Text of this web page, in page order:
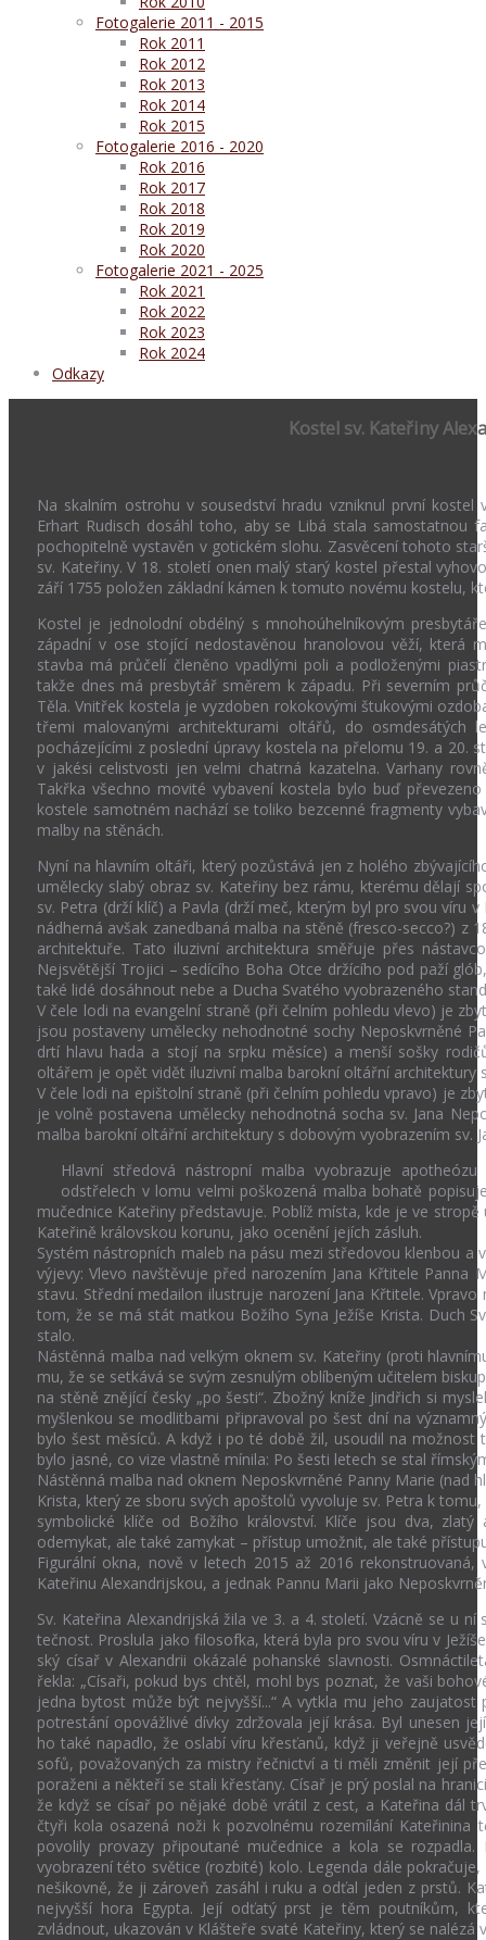
Fotogalerie 2011 - 2015
Rok 2011
Rok 2012
Rok 2013
Rok 2014
Rok 2015
Fotogalerie 2016 - 2020
Rok 2016
Rok 2017
Rok 2018
Rok 2019
Rok 2020
Fotogalerie 2021 - 2025
Rok 2021
Rok 2022
Rok 2023
Rok 2024
Odkazy
Kostel sv. Kateřiny
Na skalním ostrohu v sousedství hradu vzniknul první
Erhart Rudisch dosáhl toho, aby se Libá stala samostatnou
pochopitelně vystavěn v gotickém slohu. Zasvěcení tohoto
sv. Kateřiny. V 18. století onen malý starý kostel přestal
září 1755 položen základní kámen k tomuto novému kostelu,
Kostel je jednolodní obdélný s mnohoúhelníkovým
západní v ose stojící nedostavěnou hranolovou věží, která
stavba má průčelí členěno vpadlými poli a podloženými
takže dnes má presbytář směrem k západu. Při severním
Těla. Vnitřek kostela je vyzdoben rokokovými štukovými
třemi malovanými architekturami oltářů, do osmdesátých
pocházejícími z poslední úpravy kostela na přelomu 19. a 20.
v jakési celistvosti jen velmi chatrná kazatelna. Varhany
Takřka všechno movité vybavení kostela bylo buď
kostele samotném nachází se toliko bezcenné fragmenty
malby na stěnách.
Nyní na hlavním oltáři, který pozůstává jen z holého
umělecky slabý obraz sv. Kateřiny bez rámu, kterému dělají
sv. Petra (drží klíč) a Pavla (drží meč, kterým byl pro svou
nádherná avšak zanedbaná malba na stěně (fresco-secco?) z
architektuře. Tato iluzivní architektura směřuje přes
Nejsvětější Trojici – sedícího Boha Otce držícího pod paží
také lidé dosáhnout nebe a Ducha Svatého vyobrazeného
V čele lodi na evangelní straně (při čelním pohledu vlevo) je
jsou postaveny umělecky nehodnotné sochy Neposkvrněné
drtí hlavu hada a stojí na srpku měsíce) a menší sošky
oltářem je opět vidět iluzivní malba barokní oltářní architektury
V čele lodi na epištolní straně (při čelním pohledu vpravo) je
je volně postavena umělecky nehodnotná socha sv. Jana
malba barokní oltářní architektury s dobovým vyobrazením sv.
Hlavní středová nástropní malba vyobrazuje
odstřelech v lomu velmi poškozená malba bohatě
mučednice Kateřiny představuje. Poblíž místa, kde je ve
Kateřině královskou korunu, jako ocenění jejích zásluh.
Systém nástropních maleb na pásu mezi středovou klenbou
výjevy: Vlevo navštěvuje před narozením Jana Křtitele Panna
stavu. Střední medailon ilustruje narození Jana Křtitele.
tom, že se má stát matkou Božího Syna Ježíše Krista. Duch
stalo.
Nástěnná malba nad velkým oknem sv. Kateřiny (proti
mu, že se setkává se svým zesnulým oblíbeným učitelem
na stěně znějící česky „po šesti“. Zbožný kníže Jindřich si
myšlenkou se modlitbami připravoval po šest dní na
bylo šest měsíců. A když i po té době žil, usoudil na
bylo jasné, co vize vlastně mínila: Po šesti letech se stal
Nástěnná malba nad oknem Neposkvrněné Panny Marie (nad
Krista, který ze sboru svých apoštolů vyvoluje sv. Petra k
symbolické klíče od Božího království. Klíče jsou dva,
odemykat, ale také zamykat – přístup umožnit, ale také
Figurální okna, nově v letech 2015 až 2016
Kateřinu Alexandrijskou, a jednak Pannu Marii jako
Sv. Kateřina Alexandrijská žila ve 3. a 4. století. Vzácně se u
tečnost. Proslula jako filosofka, která byla pro svou víru v
ský císař v Alexandrii okázalé pohanské slavnosti.
řekla: „Císaři, pokud bys chtěl, mohl bys po­znat, že vaši
jedna bytost může být nejvyšší...“ A vy­tkla mu jeho
potres­tání opovážlivé dívky zdržovala její krása. Byl unesen
ho také napa­dlo, že oslabí víru křesťanů, když ji veřejně
sofů, považovaných za mistry řečnictví a ti měli změnit její
poraženi a někteří se stali křesťany. Císař je prý poslal na
že když se císař po nějaké době vrátil z cest, a Kateřina dál
čtyři kola osazená noži k pozvolnému rozemí­lání
povolily provazy při­poutané mučednice a kola se
vyobrazení této světice (rozbité) kolo. Legenda dále
nešikovně, že ji zároveň zasáhl i ruku a odťal jeden z prstů.
nejvyš­ší hora Egypta. Její odťatý prst je těm poutníkům,
zvládnout, ukazován v Klášteře svaté Kateřiny, který se